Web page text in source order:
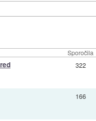
Sporočila
322
166